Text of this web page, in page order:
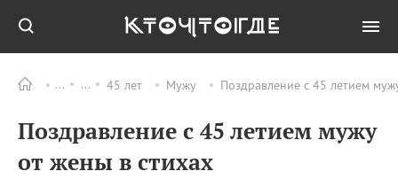
45 лет Мужу Поздравление с 45 летием
Поздравление с 45 летием мужу
от жены в стихах
ПРАЗДНИКИ Все
06.08
Преображение
Господне у западных